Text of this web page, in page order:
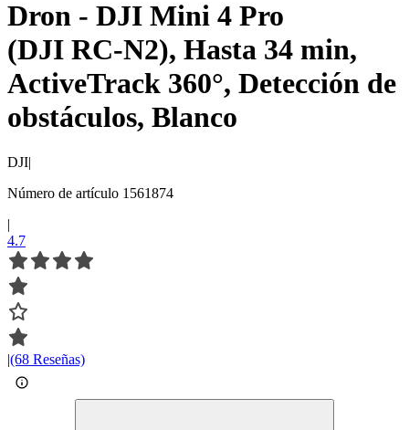
Dron - DJI Mini 4 Pro
(DJI RC-N2), Hasta 34 min,
ActiveTrack 360°, Detección de
obstáculos, Blanco
DJI|
Número de artículo 1561874
|
4.7
|(68 Reseñas)